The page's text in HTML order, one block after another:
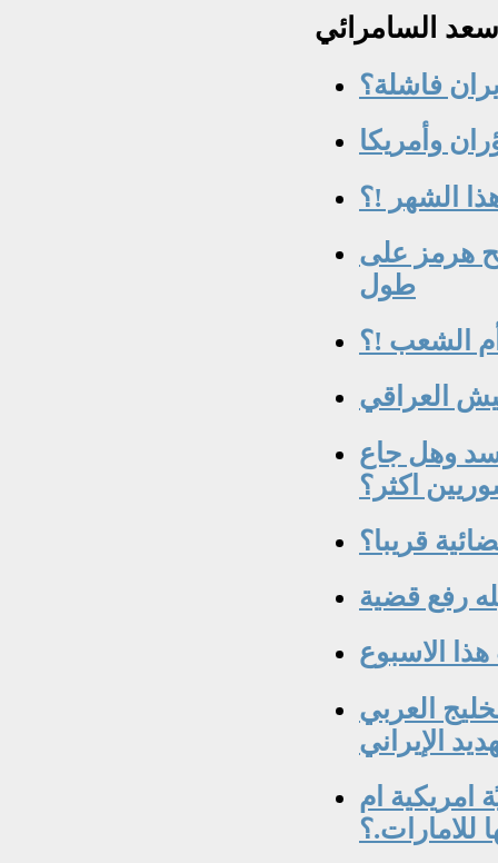
سعد السامرائي
فاشلة؟
الشهر !؟
هرمز على
طول
الشعب !؟
وهل جاع
قريبا؟
العربي
الإيراني
ام
للامارات.؟